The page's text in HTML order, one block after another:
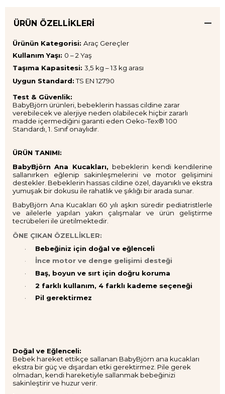
ÜRÜN ÖZELLIKLERI
Ürünün Kategorisi: Araç Gereçler
Kullanım Yaşı: 0 – 2 Yaş
Taşıma Kapasitesi: 3,5 kg – 13 kg arası
Uygun Standard:TS EN 12790
Test & Güvenlik:
BabyBjörn ürünleri, bebeklerin hassas cildine zarar
verebilecek ve alerjiye neden olabilecek hiçbir zararlı
madde içermediğini garanti eden Oeko-Tex®100
Standardı, 1. Sınıf onaylıdır.
ÜRÜN TANIMI:
BabyBjörn Ana Kucakları, bebeklerin kendi kendilerine
sallanırken eğlenip sakinleşmelerini ve motor gelişimini
destekler. Bebeklerin hassas cildine özel, dayanıklı ve ekstra
yumuşak bir dokusu ile rahatlık ve şıklığı bir arada sunar.
BabyBjörn Ana Kucakları 60 yılı aşkın süredir pediatristlerle
ve ailelerle yapılan yakın çalışmalar ve ürün geliştirme
tecrübeleri ile üretilmektedir.
ÖNE ÇIKAN ÖZELLİKLER:
·
Bebeğiniz için doğal ve eğlenceli
·
İnce motor ve denge gelişimi desteği
·
Baş, boyun ve sırt için doğru koruma
·
2 farklı kullanım, 4 farklı kademe seçeneği
·
Pil gerektirmez
Doğal ve Eğlenceli:
Bebek hareket ettikçe sallanan BabyBjörn ana kucakları
ekstra bir güç ve dışardan etki gerektirmez. Pile gerek
olmadan, kendi hareketiyle sallanmak bebeğinizi
sakinleştirir ve huzur verir.